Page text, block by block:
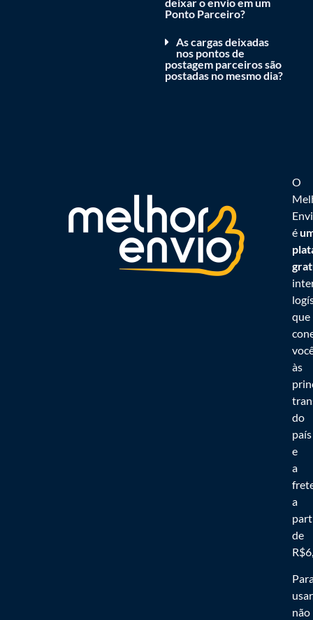
Ponto Parceiro?
As cargas deixadas
nos pontos de
postagem parceiros são
postadas no mesmo dia?
O
é
que
às
do
país
e
a
a
de
não